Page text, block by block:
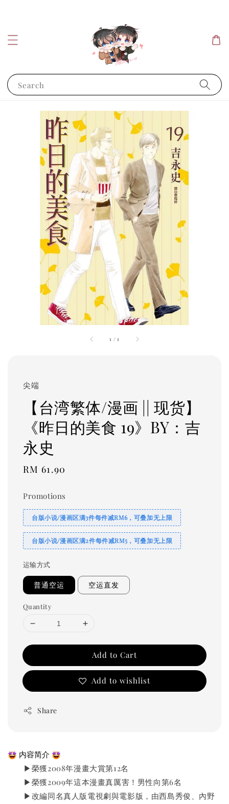
Search
1 /1
尖端
【台湾繁体/漫画 || 现货】
《昨日的美食 19》BY：吉
永史
Regular
RM 61.90
Promotions
台版小说/漫画区满3件每件减RM6，可叠加无上限
台版小说/漫画区满2件每件减RM5，可叠加无上限
运输方式
普通空运 空运直发
Quantity
Add to Cart
Add to wishlist
Share
内容简介
▶ 榮獲2008年漫畫大賞第12名
▶ 榮獲2009年這本漫畫真厲害！男性向第6名
▶ 改編同名真人版電視劇與電影版，由西島秀俊、內野